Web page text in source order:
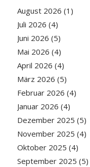
August 2026 (1)
Juli 2026 (4)
Juni 2026 (5)
Mai 2026 (4)
April 2026 (4)
März 2026 (5)
Februar 2026 (4)
Januar 2026 (4)
Dezember 2025 (5)
November 2025 (4)
Oktober 2025 (4)
September 2025 (5)